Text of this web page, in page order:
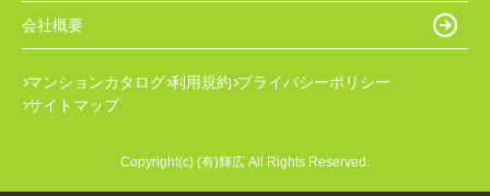
会社概要
マンションカタログ 利用規約 プライバシーポリシー
サイトマップ
Copyright(c) (有)輝広 All Rights Reserved.